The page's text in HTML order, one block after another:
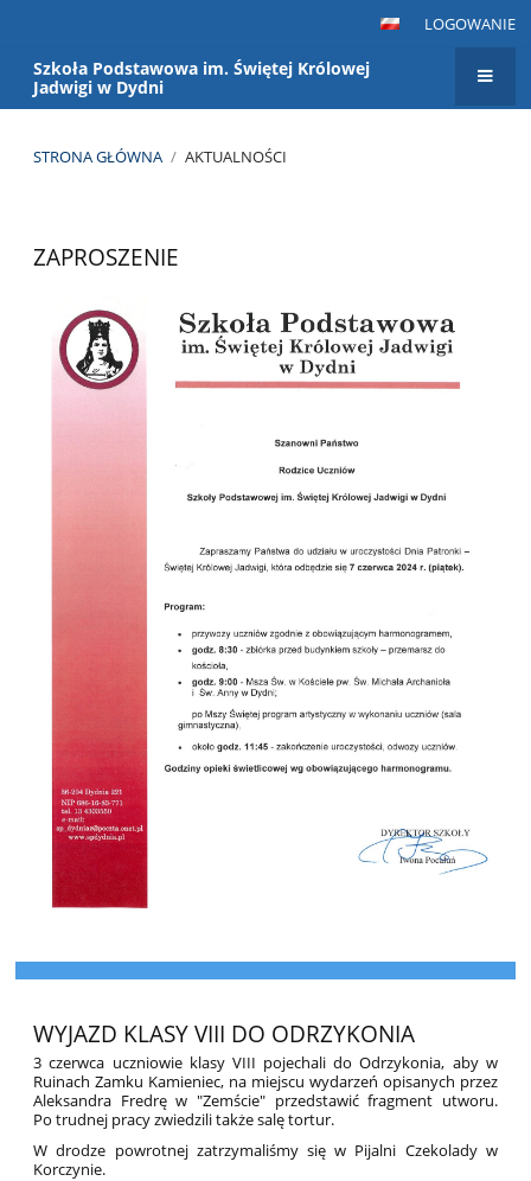
LOGOWANIE
Szkoła Podstawowa im. Świętej Królowej
Jadwigi w Dydni
STRONA GŁÓWNA / AKTUALNOŚCI
ZAPROSZENIE
WYJAZD KLASY VIII DO ODRZYKONIA
3 czerwca uczniowie klasy VIII pojechali do Odrzykonia, aby w
Ruinach Zamku Kamieniec, na miejscu wydarzeń opisanych przez
Aleksandra Fredrę w "Zemście" przedstawić fragment utworu.
Po trudnej pracy zwiedzili także salę tortur.
W drodze powrotnej zatrzymaliśmy się w Pijalni Czekolady w
Korczynie.